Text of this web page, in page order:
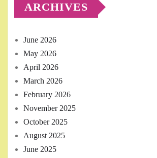
ARCHIVES
June 2026
May 2026
April 2026
March 2026
February 2026
November 2025
October 2025
August 2025
June 2025